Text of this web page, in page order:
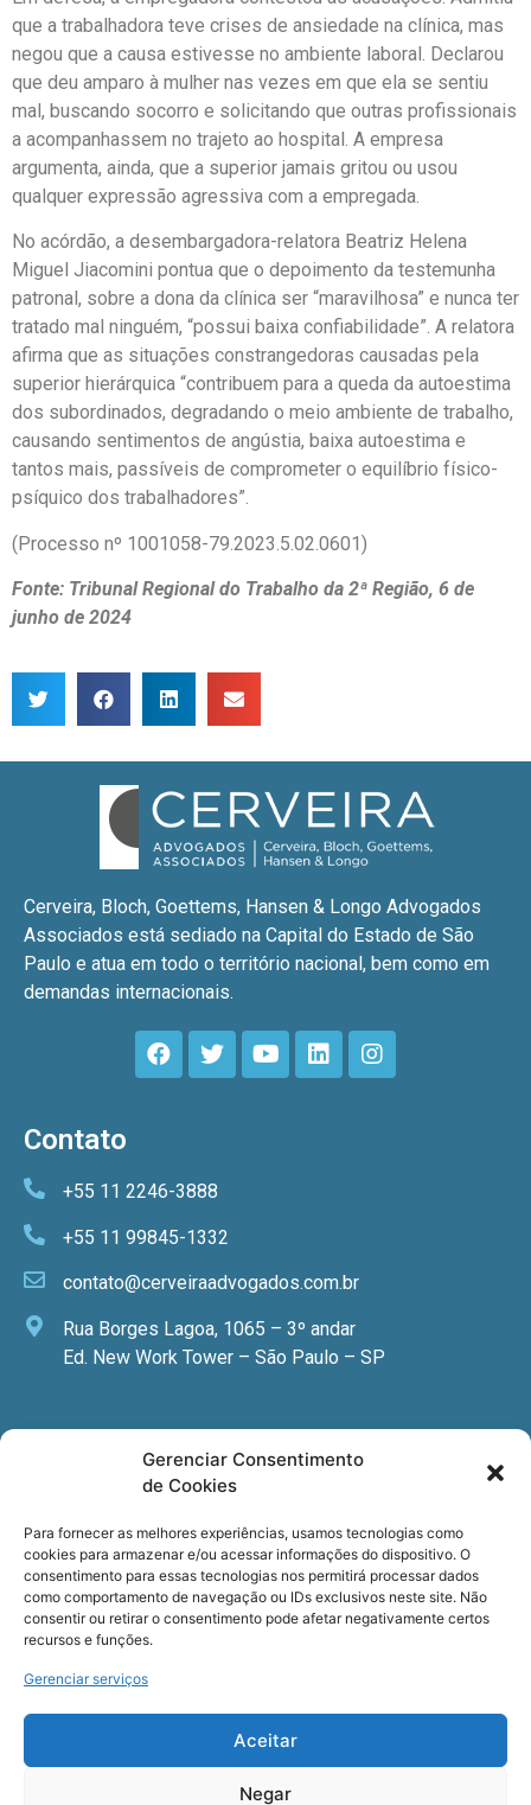
Gerenciar Consentimento
de Cookies
Para fornecer as melhores experiências, usamos tecnologias como
cookies para armazenar e/ou acessar informações do dispositivo. O
consentimento para essas tecnologias nos permitirá processar dados
como comportamento de navegação ou IDs exclusivos neste site. Não
consentir ou retirar o consentimento pode afetar negativamente certos
recursos e funções.
Gerenciar serviços
Aceitar
Negar
que a trabalhadora teve crises de ansiedade na clínica, mas
negou que a causa estivesse no ambiente laboral. Declarou
que deu amparo à mulher nas vezes em que ela se sentiu
mal, buscando socorro e solicitando que outras profissionais
a acompanhassem no trajeto ao hospital. A empresa
argumenta, ainda, que a superior jamais gritou ou usou
qualquer expressão agressiva com a empregada.
No acórdão, a desembargadora-relatora Beatriz Helena
Miguel Jiacomini pontua que o depoimento da testemunha
patronal, sobre a dona da clínica ser “maravilhosa” e nunca ter
tratado mal ninguém, “possui baixa confiabilidade”. A relatora
afirma que as situações constrangedoras causadas pela
superior hierárquica “contribuem para a queda da autoestima
dos subordinados, degradando o meio ambiente de trabalho,
causando sentimentos de angústia, baixa autoestima e
tantos mais, passíveis de comprometer o equilíbrio físico-
psíquico dos trabalhadores”.
(Processo nº 1001058-79.2023.5.02.0601)
Fonte: Tribunal Regional do Trabalho da 2ª Região, 6 de
junho de 2024
Cerveira, Bloch, Goettems, Hansen & Longo Advogados
Associados está sediado na Capital do Estado de São
Paulo e atua em todo o território nacional, bem como em
demandas internacionais.
Contato
+55 11 2246-3888
+55 11 99845-1332
contato@cerveiraadvogados.com.br
Rua Borges Lagoa, 1065 – 3º andar
Ed. New Work Tower – São Paulo – SP
Newsletter
especializadas, cursos e eventos?
Registre seu email.
Termos de usoe aPolítica de privacidade